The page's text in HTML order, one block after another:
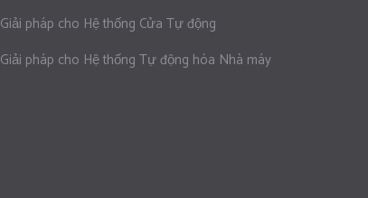
Giải pháp cho Hệ thống Cửa Tự động
Giải pháp cho Hệ thống Tự động hóa Nhà máy